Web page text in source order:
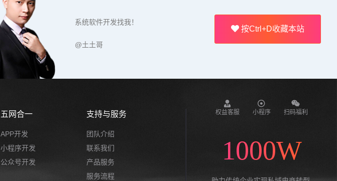
按Ctrl+D收藏本站
系统软件开发找我！
@土土哥
五网合一
APP开发
小程序开发
公众号开发
支持与服务
团队介绍
联系我们
产品服务
服务流程
权益客服 小程序 扫码福利
1000W